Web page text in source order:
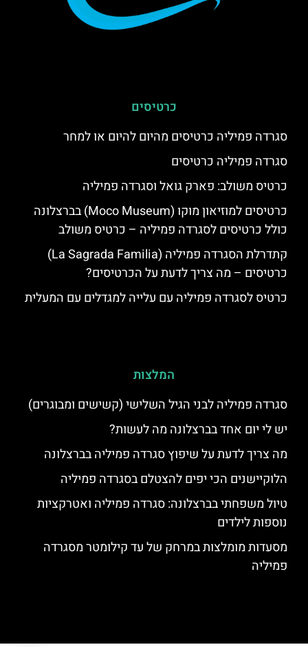
כרטיסים
סגרדה פמיליה כרטיסים מהיום להיום או למחר
סגרדה פמיליה כרטיסים
כרטיס משולב: פארק גואל וסגרדה פמיליה
כרטיסים למוזיאון מוקו (Moco Museum) בברצלונה
כולל כרטיסים לסגרדה פמיליה – כרטיס משולב
קתדרלת הסגרדה פמיליה (La Sagrada Familia)
כרטיסים – מה צריך לדעת על הכרטיסים?
כרטיס לסגרדה פמיליה עם עלייה למגדלים עם המעלית
המלצות
סגרדה פמיליה לבני הגיל השלישי (קשישים ומבוגרים)
יש לי יום אחד בברצלונה מה לעשות?
מה צריך לדעת על שיפוץ סגרדה פמיליה בברצלונה
הלוקיישנים הכי יפים להצטלם בסגרדה פמיליה
טיול משפחתי בברצלונה: סגרדה פמיליה ואטרקציות
נוספות לילדים
מסעדות מומלצות במרחק של עד קילומטר מסגרדה
פמיליה